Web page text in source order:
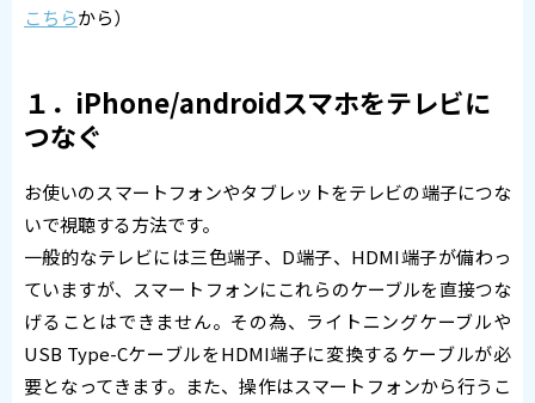
こちらから）
１．iPhone/androidスマホをテレビに
つなぐ
お使いのスマートフォンやタブレットをテレビの端子につな
いで視聴する方法です。
一般的なテレビには三色端子、D端子、HDMI端子が備わっ
ていますが、スマートフォンにこれらのケーブルを直接つな
げることはできません。その為、ライトニングケーブルや
USB Type-CケーブルをHDMI端子に変換するケーブルが必
要となってきます。また、操作はスマートフォンから行うこ